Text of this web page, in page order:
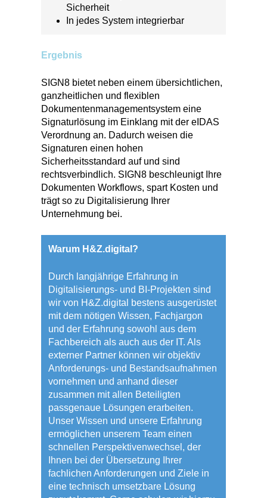
Sicherheit
In jedes System integrierbar
Ergebnis
SIGN8 bietet neben einem übersichtlichen,
ganzheitlichen und flexiblen
Dokumentenmanagementsystem eine
Signaturlösung im Einklang mit der eIDAS
Verordnung an. Dadurch weisen die
Signaturen einen hohen
Sicherheitsstandard auf und sind
rechtsverbindlich. SIGN8 beschleunigt Ihre
Dokumenten Workflows, spart Kosten und
trägt so zu Digitalisierung Ihrer
Unternehmung bei.
Warum H&Z.digital?
Durch langjährige Erfahrung in
Digitalisierungs- und BI-Projekten sind
wir von H&Z.digital bestens ausgerüstet
mit dem nötigen Wissen, Fachjargon
und der Erfahrung sowohl aus dem
Fachbereich als auch aus der IT. Als
externer Partner können wir objektiv
Anforderungs- und Bestandsaufnahmen
vornehmen und anhand dieser
zusammen mit allen Beteiligten
passgenaue Lösungen erarbeiten.
Unser Wissen und unsere Erfahrung
ermöglichen unserem Team einen
schnellen Perspektivenwechsel, der
Ihnen bei der Übersetzung Ihrer
fachlichen Anforderungen und Ziele in
eine technisch umsetzbare Lösung